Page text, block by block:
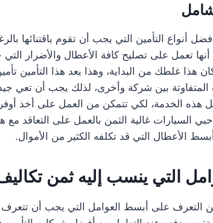
أنواع التأمين التي يجب أن تقوم باقتنائها
أنها تعمل على تصليح كافة الأعطال والأضرار
هذا غلطك من البداية، وهذا يعد هذا التأمين
المتفاوتة بين شركة وأخرى، لذلك يجب أن تعي
هذه الخدمة، لكي تتمكن من العمل على أخذ
السيارات غالية الثمن بالعمل على التعاقد مع
الأعطال التي قد تكلفه الكثير من الأموال.
التي ينسب إليه ثمن
التعرف على أبسط العوامل التي يجب أن تتعرف